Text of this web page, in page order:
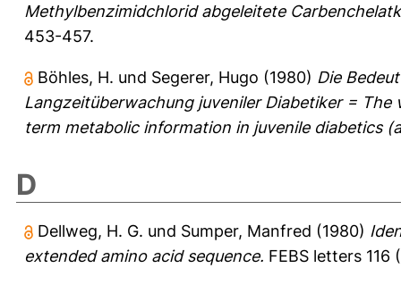
Methylbenzimidchlorid abgeleitete
453-457.
Böhles, H. und Segerer, Hugo (1980) Die
Langzeitüberwachung juveniler Diabetiker =
term metabolic information in juvenile diabetics
D
Dellweg, H. G. und Sumper, Manfred (1980)
extended amino acid sequence. FEBS letters 116